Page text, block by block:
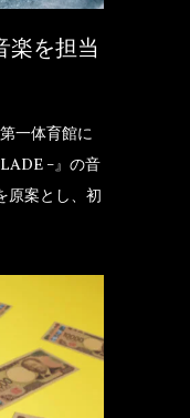
楽を担当
一体育館に
-』の音
原案とし、初